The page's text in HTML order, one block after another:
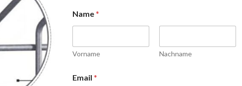
Name*
Vorname Nachname
Email *